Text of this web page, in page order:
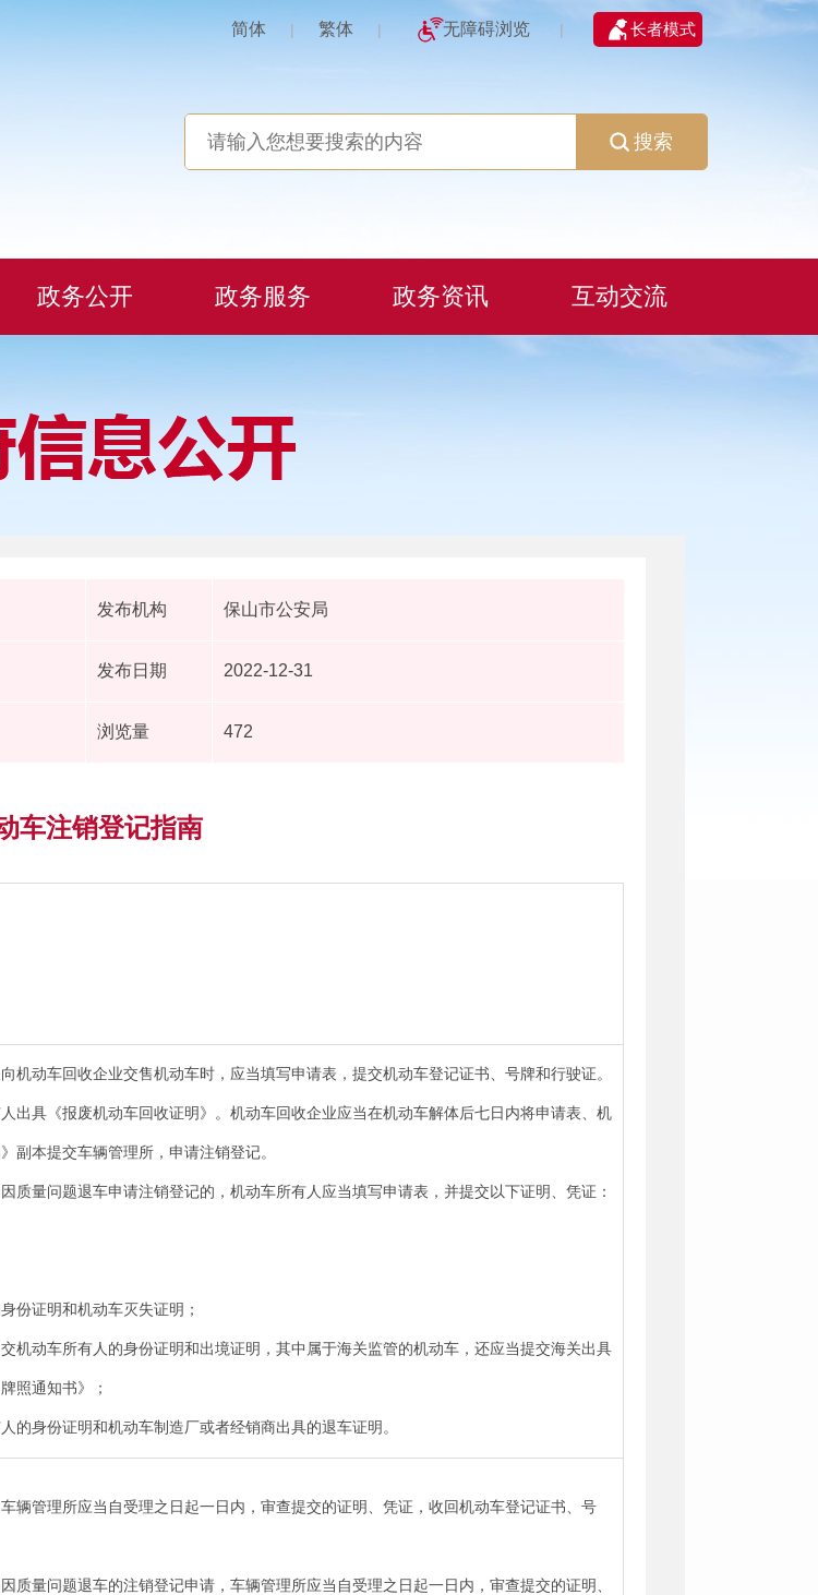
简体 | 繁体 | 无障碍浏览 | 长者模式
搜索
政务公开 政务服务 政务资讯 互动交流
发布机构 保山市公安局
发布日期 2022-12-31
浏览量 472
车注销登记指南
机动车回收企业交售机动车时，应当填写申请表，提交机动车登记证书、号牌和行驶证。
出具《报废机动车回收证明》。机动车回收企业应当在机动车解体后七日内将申请表、机
副本提交车辆管理所，申请注销登记。
质量问题退车申请注销登记的，机动车所有人应当填写申请表，并提交以下证明、凭证：
份证明和机动车灭失证明；
机动车所有人的身份证明和出境证明，其中属于海关监管的机动车，还应当提交海关出具
照通知书》；
的身份证明和机动车制造厂或者经销商出具的退车证明。
辆管理所应当自受理之日起一日内，审查提交的证明、凭证，收回机动车登记证书、号
质量问题退车的注销登记申请，车辆管理所应当自受理之日起一日内，审查提交的证明、